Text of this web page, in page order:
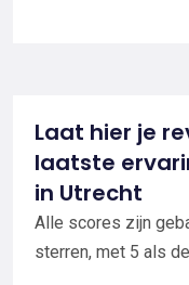
Laat hier je
laatste
in Utrecht
Alle scores zijn
sterren, met 5 als